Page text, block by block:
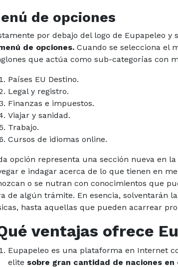
de opciones
por debajo del logo de Eupapeleo y
de opciones. Cuando se selecciona el
que actúa como sub-categorías con
Países EU Destino.
Legal y registro.
Finanzas e impuestos.
Viajar y sanidad.
Trabajo.
Cursos de idiomas online.
opción representa una sección nueva en
e indagar acerca de lo que tienen en
o se nutran con conocimientos que
de algún trámite. En esencia, solventarán
hasta aquellas que pueden acarrear
ventajas ofrece
Eupapeleo es una plataforma en Internet
elite sobre gran cantidad de naciones en